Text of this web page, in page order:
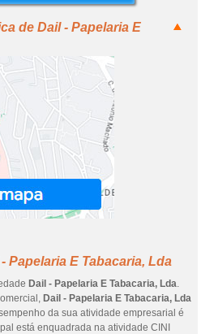
de Dail - Papelaria E
Papelaria E Tabacaria, Lda
Dail - Papelaria E Tabacaria, Lda.
Dail - Papelaria E Tabacaria, Lda
da sua atividade empresarial é
está enquadrada na atividade CINI